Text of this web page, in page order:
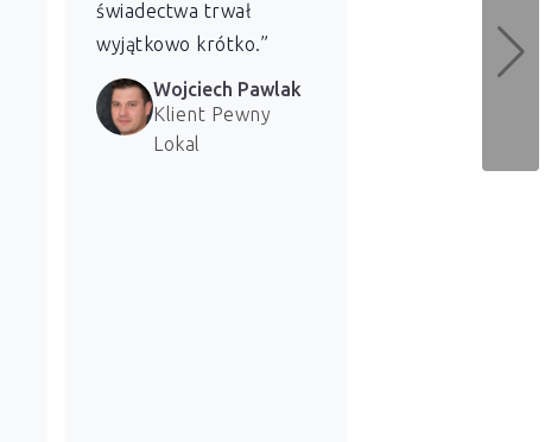
świadectwa trwał
wyjątkowo krótko.”
Wojciech Pawlak
Klient Pewny
Lokal